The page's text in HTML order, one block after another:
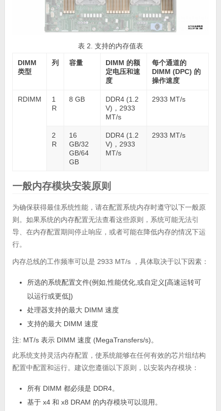
表 2. 支持的内存值表
DIMM
类型
列 容量
DIMM 的额
定电压和速
度
每个通道的
DIMM (DPC) 的
操作速度
RDIMM
1
R
8 GB
DDR4 (1.2
V)，2933
MT/s
2933 MT/s
2
R
16
GB/32
GB/64
GB
DDR4 (1.2
V)，2933
MT/s
2933 MT/s
一般内存模块安装原则
为确保获得最佳系统性能，请在配置系统内存时遵守以下一般原
则。如果系统的内存配置无法查看这些原则，系统可能无法引
导、在内存配置期间停止响应，或者可能在降低内存的情况下运
行。
内存总线的工作频率可以是 2933 MT/s ，具体取决于以下因素：
所选的系统配置文件(例如,性能优化,或自定义[高速运转可
以运行或更低])
处理器支持的最大 DIMM 速度
支持的最大 DIMM 速度
注: MT/s 表示 DIMM 速度 (MegaTransfers/s)。
此系统支持灵活内存配置，使系统能够在任何有效的芯片组结构
配置中配置和运行。建议您遵循以下原则，以安装内存模块：
所有 DIMM 都必须是 DDR4。
基于 x4 和 x8 DRAM 的内存模块可以混用。